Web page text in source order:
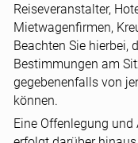
Reiseveranstalter,
Mietwagenfirmen,
Beachten Sie hierbei,
Bestimmungen am
gegebenenfalls von
können.
Eine Offenlegung